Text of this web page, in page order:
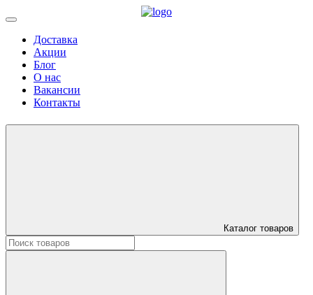
Доставка
Акции
Блог
О нас
Вакансии
Контакты
Каталог товаров
Искать: